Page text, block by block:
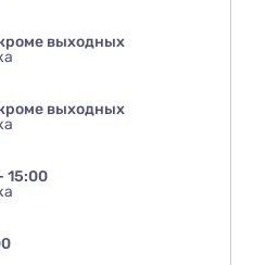
выходных
выходных
15:00